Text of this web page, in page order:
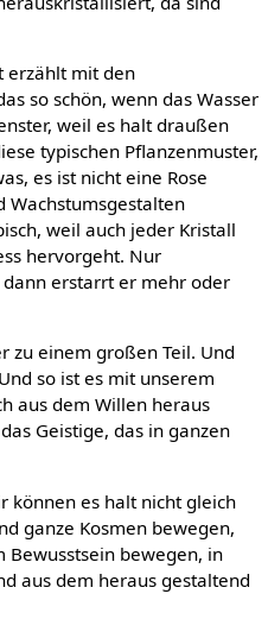
erzählt mit den
so schön, wenn das Wasser
weil es halt draußen
typischen Pflanzenmuster,
es ist nicht eine Rose
Wachstumsgestalten
weil auch jeder Kristall
hervorgeht. Nur
erstarrt er mehr oder
zu einem großen Teil. Und
so ist es mit unserem
aus dem Willen heraus
Geistige, das in ganzen
können es halt nicht gleich
ganze Kosmen bewegen,
Bewusstsein bewegen, in
aus dem heraus gestaltend